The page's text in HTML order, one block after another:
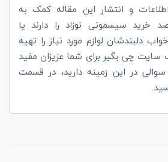
و انتشار این مقاله کمک به
خرید سیسمونی نوزاد را دارند یا
دلبندشان لوازم مورد نیاز را تهیه
سایت چی بگیر برای شما عزیزان مفید
در این زمینه دارید، در قسمت